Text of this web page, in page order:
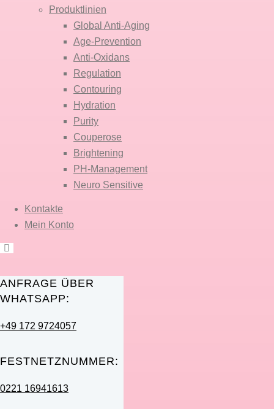
Produktlinien
Global Anti-Aging
Age-Prevention
Anti-Oxidans
Regulation
Contouring
Hydration
Purity
Couperose
Brightening
PH-Management
Neuro Sensitive
Kontakte
Mein Konto
ANFRAGE ÜBER
WHATSAPP:
+49 172 9724057
FESTNETZNUMMER:
0221 16941613